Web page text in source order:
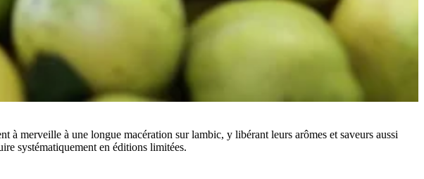
à merveille à une longue macération sur lambic, y libérant leurs arômes et saveurs aussi
systématiquement en éditions limitées.